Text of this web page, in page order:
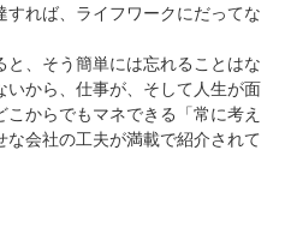
れば、ライフワークにだってな
と、そう簡単には忘れることはな
いから、仕事が、そして人生が面
からでもマネできる「常に考え
会社の工夫が満載で紹介されて